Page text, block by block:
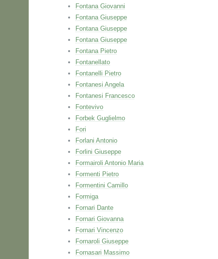
Fontana Giovanni
Fontana Giuseppe
Fontana Giuseppe
Fontana Giuseppe
Fontana Pietro
Fontanellato
Fontanelli Pietro
Fontanesi Angela
Fontanesi Francesco
Fontevivo
Forbek Guglielmo
Fori
Forlani Antonio
Forlini Giuseppe
Formairoli Antonio Maria
Formenti Pietro
Formentini Camillo
Formiga
Fornari Dante
Fornari Giovanna
Fornari Vincenzo
Fornaroli Giuseppe
Fornasari Massimo